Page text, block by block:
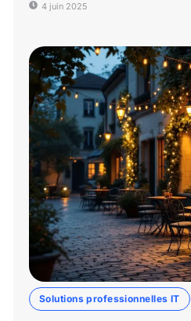
4 juin 2025
Solutions professionnelles IT